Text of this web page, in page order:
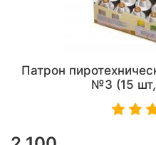
Патрон
№3 (15